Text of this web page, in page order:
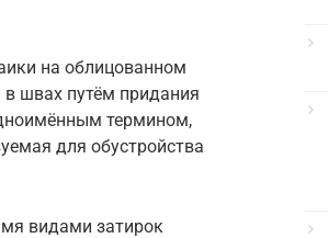
на облицованном
швах путём придания
термином,
для обустройства
видами затирок